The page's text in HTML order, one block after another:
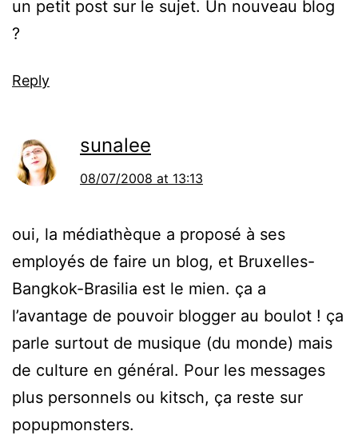
un petit post sur le sujet. Un nouveau blog
?
Reply
sunalee
08/07/2008 at 13:13
oui, la médiathèque a proposé à ses
employés de faire un blog, et Bruxelles-
Bangkok-Brasilia est le mien. ça a
l’avantage de pouvoir blogger au boulot ! ça
parle surtout de musique (du monde) mais
de culture en général. Pour les messages
plus personnels ou kitsch, ça reste sur
popupmonsters.